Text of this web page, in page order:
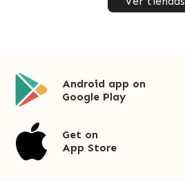
Android app on
Google Play
Get on
App Store